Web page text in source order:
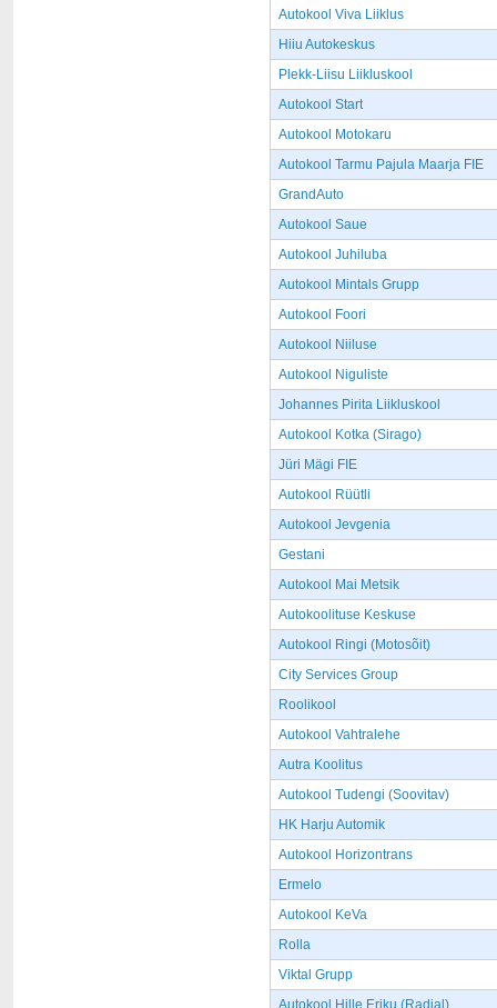
Autokool Viva Liiklus
Hiiu Autokeskus
Plekk-Liisu Liikluskool
Autokool Start
Autokool Motokaru
Autokool Tarmu Pajula Maarja FIE
GrandAuto
Autokool Saue
Autokool Juhiluba
Autokool Mintals Grupp
Autokool Foori
Autokool Niiluse
Autokool Niguliste
Johannes Pirita Liikluskool
Autokool Kotka (Sirago)
Jüri Mägi FIE
Autokool Rüütli
Autokool Jevgenia
Gestani
Autokool Mai Metsik
Autokoolituse Keskuse
Autokool Ringi (Motosõit)
City Services Group
Roolikool
Autokool Vahtralehe
Autra Koolitus
Autokool Tudengi (Soovitav)
HK Harju Automik
Autokool Horizontrans
Ermelo
Autokool KeVa
Rolla
Viktal Grupp
Autokool Hille Eriku (Radial)